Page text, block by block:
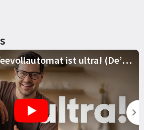
Dieser Kaffeevollautomat ist ultra! (De’Longhi Eletta Ultra Test)